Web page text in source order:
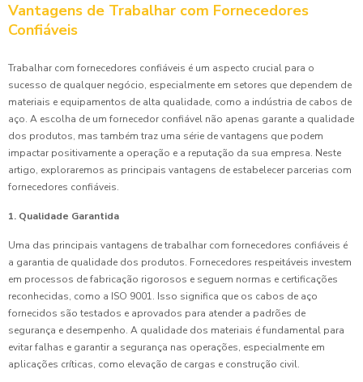
Vantagens de Trabalhar com Fornecedores
Confiáveis
Trabalhar com fornecedores confiáveis é um aspecto crucial para o
sucesso de qualquer negócio, especialmente em setores que dependem de
materiais e equipamentos de alta qualidade, como a indústria de cabos de
aço. A escolha de um fornecedor confiável não apenas garante a qualidade
dos produtos, mas também traz uma série de vantagens que podem
impactar positivamente a operação e a reputação da sua empresa. Neste
artigo, exploraremos as principais vantagens de estabelecer parcerias com
fornecedores confiáveis.
1. Qualidade Garantida
Uma das principais vantagens de trabalhar com fornecedores confiáveis é
a garantia de qualidade dos produtos. Fornecedores respeitáveis investem
em processos de fabricação rigorosos e seguem normas e certificações
reconhecidas, como a ISO 9001. Isso significa que os cabos de aço
fornecidos são testados e aprovados para atender a padrões de
segurança e desempenho. A qualidade dos materiais é fundamental para
evitar falhas e garantir a segurança nas operações, especialmente em
aplicações críticas, como elevação de cargas e construção civil.